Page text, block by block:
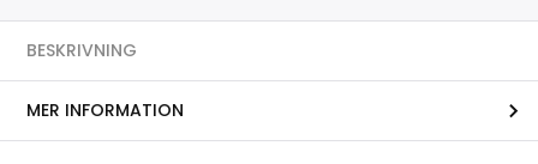
BESKRIVNING
MER INFORMATION